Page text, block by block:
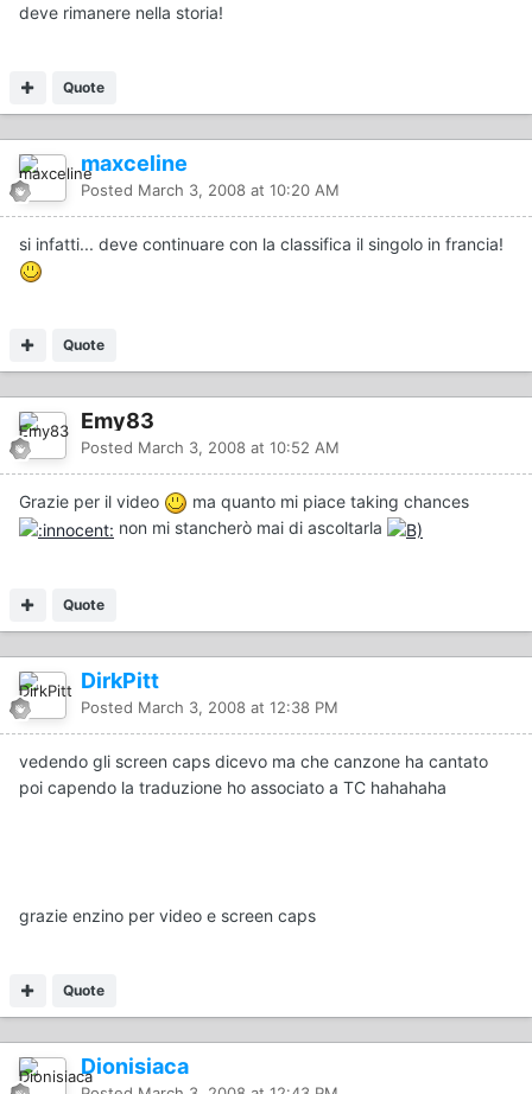
deve rimanere nella storia!
Quote
maxceline
Posted March 3, 2008 at 10:20 AM
si infatti... deve continuare con la classifica il singolo in francia!
Quote
Emy83
Posted March 3, 2008 at 10:52 AM
Grazie per il video
ma quanto mi piace taking chances
non mi stancherò mai di ascoltarla
Quote
DirkPitt
Posted March 3, 2008 at 12:38 PM
vedendo gli screen caps dicevo ma che canzone ha cantato
poi capendo la traduzione ho associato a TC hahahaha
grazie enzino per video e screen caps
Quote
Dionisiaca